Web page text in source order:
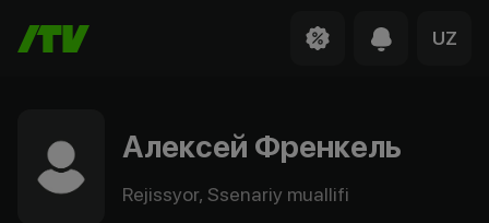
UZ
Алексей Френкель
Rejissyor, Ssenariy muallifi